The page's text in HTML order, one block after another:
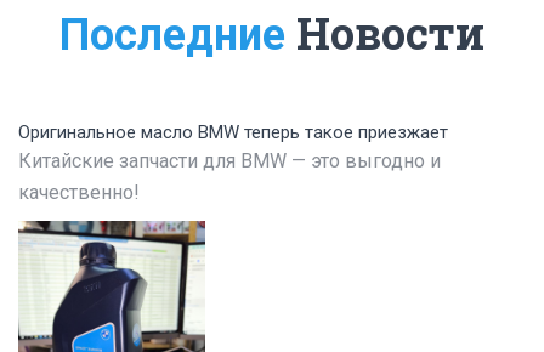
Последние Новости
Оригинальное масло BMW теперь такое приезжает
Китайские запчасти для BMW — это выгодно и
качественно!